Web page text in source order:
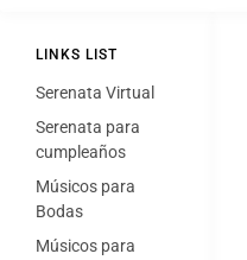
LINKS LIST
Serenata Virtual
Serenata para
cumpleaños
Músicos para
Bodas
Músicos para